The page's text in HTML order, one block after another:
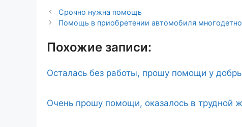
Срочно нужна помощь
Помощь в приобретении автомобиля
Похожие записи:
Осталась без работы, прошу помощи у
Очень прошу помощи, оказалось в трудной